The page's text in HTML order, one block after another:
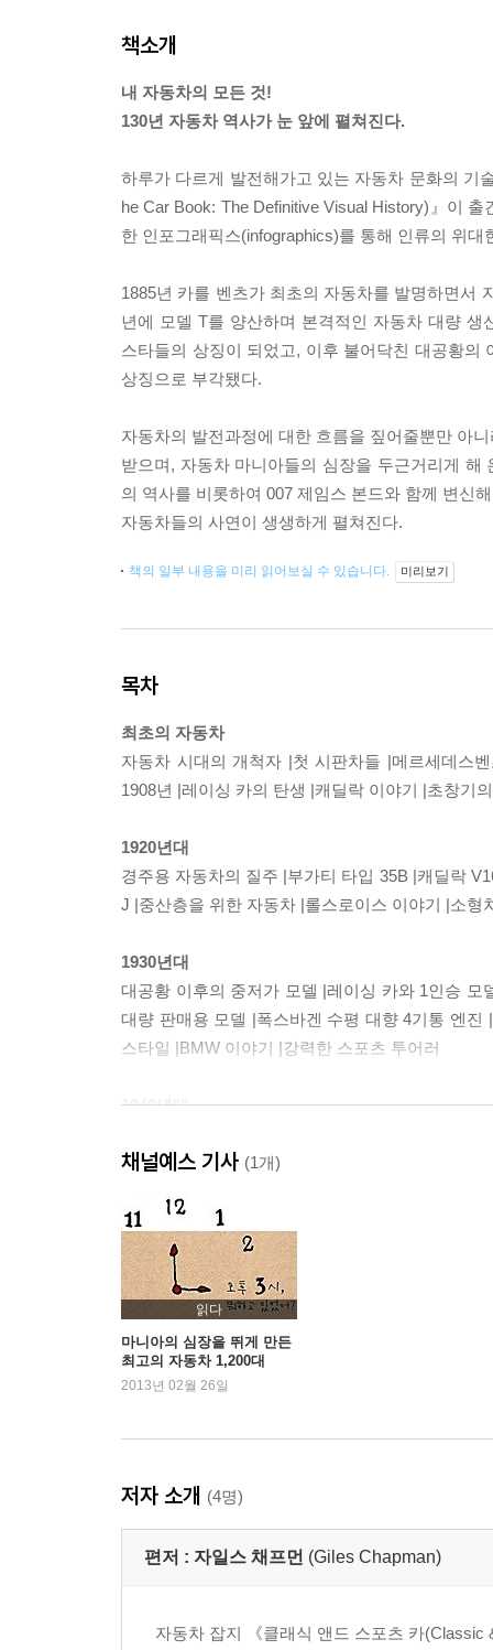
책소개
내 자동차의 모든 것!
130년 자동차 역사가 눈 앞에 펼쳐진다.
하루가 다르게 발전해가고 있는 자동차 문화의 기
he Car Book: The Definitive Visual History)』이
한 인포그래픽스(infographics)를 통해 인류의 위
1885년 카를 벤츠가 최초의 자동차를 발명하면서
년에 모델 T를 양산하며 본격적인 자동차 대량
스타들의 상징이 되었고, 이후 불어닥친 대공황
상징으로 부각됐다.
자동차의 발전과정에 대한 흐름을 짚어줄뿐만 아
받으며, 자동차 마니아들의 심장을 두근거리게
의 역사를 비롯하여 007 제임스 본드와 함께 변신
자동차들의 사연이 생생하게 펼쳐진다.
책의 일부 내용을 미리 읽어보실 수 있습니다. 미리보기
목차
최초의 자동차
자동차 시대의 개척자 |첫 시판차들 |메르세데스
1908년 |레이싱 카의 탄생 |캐딜락 이야기 |초창기
1920년대
경주용 자동차의 질주 |부가티 타입 35B |캐딜락
J |중산층을 위한 자동차 |롤스로이스 이야기 |소
1930년대
대공황 이후의 중저가 모델 |레이싱 카와 1인승
대량 판매용 모델 |폭스바겐 수평 대향 4기통 엔
스타일 |BMW 이야기 |강력한 스포츠 투어러
1940년대
6기통 엔진 |재규어 이야기 |소형차 혁명 |시트로엥
1950년대
경제적인 자동차 |데 소토, 1950년대 중반 |디트
쉐보레 콜벳 |쉐보레 스몰블록 V8 엔진 |마이크
중형차 |크라이슬러 이야기 |컨버터블 스타일 |시트
1960년대
가정용 자동차의 성공 시대 |리어/미드 엔진 레이
1970년대
슈퍼카 |재규어 E 타입 |확대되는 소형차 시장
단장한 쿠페 |미국 항공 우주국의 월면차, 1971년
채널예스 기사 (1개)
읽다
마니아의 심장을 뛰게 만든
최고의 자동차 1,200대
2013년 02월 26일
저자 소개 (4명)
편저 : 자일스 채프먼 (Giles Chapman)
자동차 잡지 《클래식 앤드 스포츠 카